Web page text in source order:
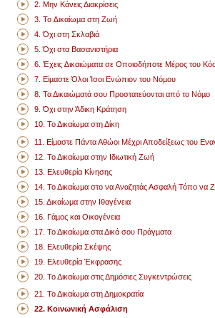
2. Μην Κάνεις Διακρίσεις
3. Το ∆ικαίωµα στη Ζωή
4. Όχι στη Σκλαβιά
5. Όχι στα Βασανιστήρια
6. Έχεις ∆ικαιώµατα σε Οποιοδήποτε Μέρος του
7. Είµαστε Όλοι Ίσοι Ενώπιον του Νόµου
8. Τα Δικαιώµατά σου Προστατεύονται από το Νόµο
9. Όχι στην Άδικη Κράτηση
10. Το Δικαίωµα στη Δίκη
11. Είµαστε Πάντα Αθώοι Μέχρι Αποδείξεως του
12. Το Δικαίωµα στην Ιδιωτική Ζωή
13. Ελευθερία Κίνησης
14. Το Δικαίωµα στο να Αναζητάς Ασφαλή Τόπο να
15. Δικαίωμα στην Ιθαγένεια
16. Γάµος και Οικογένεια
17. Το Δικαίωµα στα Δικά σου Πράγµατα
18. Ελευθερία Σκέψης
19. Ελευθερία Έκφρασης
20. Το Δικαίωµα στις Δηµόσιες Συγκεντρώσεις
21. Το Δικαίωµα στη Δηµοκρατία
22. Κοινωνική Ασφάλιση